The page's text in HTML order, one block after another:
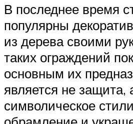
В последнее время
популярны
из дерева своими
таких ограждений
основным их
является не защита,
символическое